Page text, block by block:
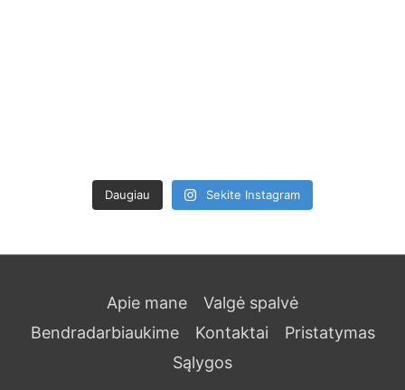
Daugiau Sekite Instagram
Apie mane
Valgė spalvė
Bendradarbiaukime
Kontaktai
Pristatymas
Sąlygos